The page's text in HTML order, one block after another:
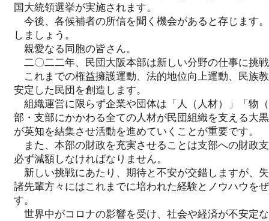
国大統領選挙が実施されます。
今後、各候補者の所信を聞く機会があると存じます
しましょう。
親愛なる同胞の皆さん。
二〇二二年、民団大阪本部は新しい分野の仕事に挑
これまでの権益擁護運動、法的地位向上運動、民族
安定した民団を創造します。
組織運営に限らず企業や団体は「人（人材）」「物
部・支部にかかわる全ての人材が民団組織を支える大
が英知を結集させ活動を進めていくことが重要です。
また、本部の財政を充実させることは支部への財政
必ず減額しなければなりません。
新しい挑戦にあたり、期待と不安が交錯しますが、
諸先輩方々にはこれまでに培われた経験とノウハウを
す。
世界中がコロナの影響を受け、社会や経済が不安定